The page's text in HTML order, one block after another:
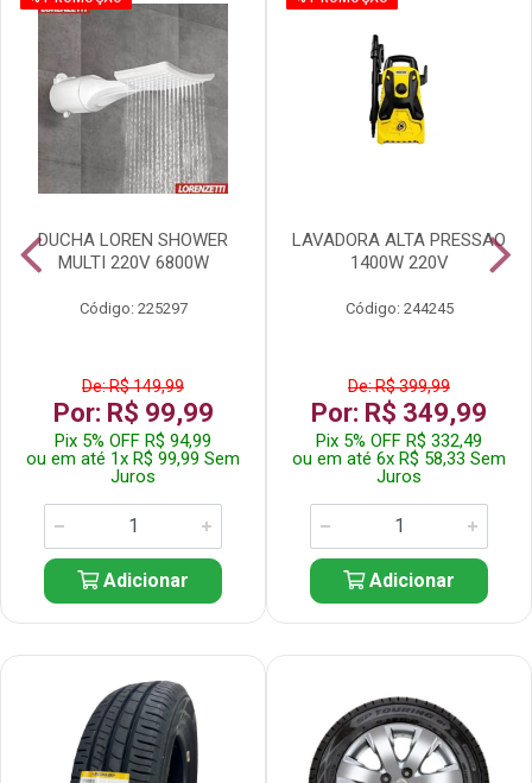
DUCHA LOREN SHOWER
MULTI 220V 6800W
Código: 225297
De: R$ 149,99
Por: R$ 99,99
Pix 5% OFF R$ 94,99
ou em até 1x R$ 99,99 Sem
Juros
Adicionar
LAVADORA ALTA PRESSAO
1400W 220V
Código: 244245
De: R$ 399,99
Por: R$ 349,99
Pix 5% OFF R$ 332,49
ou em até 6x R$ 58,33 Sem
Juros
Adicionar